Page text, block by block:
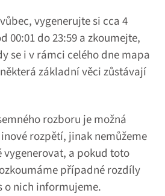
vygenerujte si cca 4
00:01 do 23:59 a zkoumejte,
se i v rámci celého dne mapa
základní věci zůstávají
rozboru je možná
rozpětí, jinak nemůžeme
a pokud toto
případné rozdíly
o nich informujeme.